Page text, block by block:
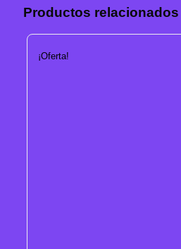
Productos relacionados
¡Oferta!